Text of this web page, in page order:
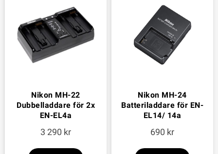
Nikon MH-22
Dubbelladdare för 2x
EN-EL4a
3 290
Nikon MH-24
Batteriladdare för EN-
EL14/ 14a
690